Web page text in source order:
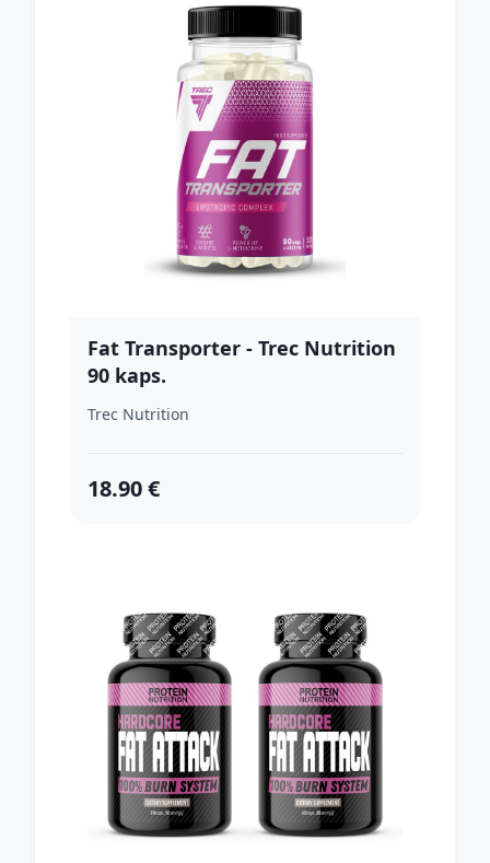
Fat Transporter - Trec Nutrition
90 kaps.
Trec Nutrition
18.90 €